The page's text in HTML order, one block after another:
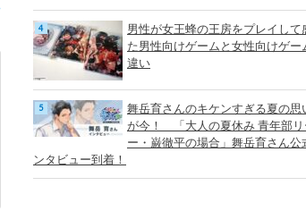
男性が女王蜂の王房をプレイして
た男性向けゲームと女性向けゲー
違い
舞岳育さんのキケンすぎる夏の思
が今！ 「大人の夏休み 青年部リ
ー・巌徹平の場合」舞岳育さん公
ンタビュー到着！